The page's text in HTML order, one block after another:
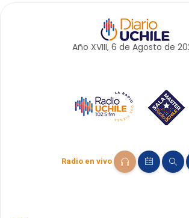
Año XVIII, 6 de Agosto de
Radio en vivo